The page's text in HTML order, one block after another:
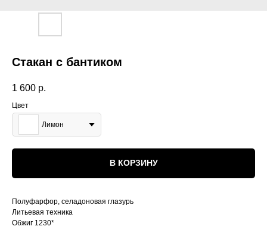
Стакан с бантиком
1 600 р.
Цвет
Лимон
В КОРЗИНУ
Полуфарфор, селадоновая глазурь
Литьевая техника
Обжиг 1230*